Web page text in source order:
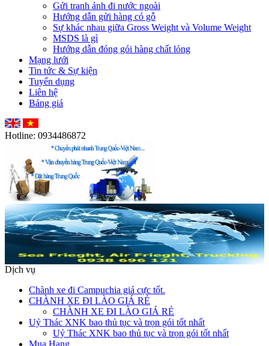
Gửi tranh ảnh đi nước ngoài
Hướng dẫn gửi hàng có gỗ
Sự khác nhau giữa Gross Weight và Volume Weight
MSDS là gì
Hướng dẫn đóng gói hàng chất lỏng
Mạng lưới
Tin tức & Sự kiện
Tuyển dụng
Liên hệ
Bảng giá
Hotline: 0934486872
Dịch vụ
Chành xe đi Campuchia giá cực tốt.
CHÀNH XE ĐI LÀO GIÁ RẺ
CHÀNH XE ĐI LÀO GIÁ RẺ
Uỷ Thác XNK bao thủ tục và trọn gói tốt nhất
Uỷ Thác XNK bao thủ tục và trọn gói tốt nhất